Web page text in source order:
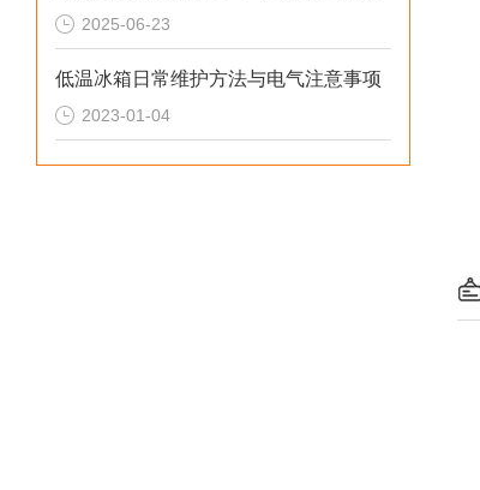
2025-06-23
低温冰箱日常维护方法与电气注意事项
2023-01-04